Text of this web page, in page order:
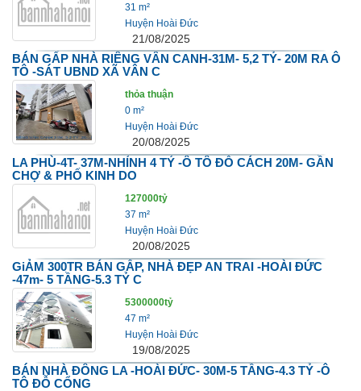
31 m²
Huyện Hoài Đức
21/08/2025
BÁN GẤP NHÀ RIÊNG VÂN CANH-31M- 5,2 TỶ- 20M RA Ô
TÔ -SÁT UBND XÃ VÂN C
thỏa thuận
0 m²
Huyện Hoài Đức
20/08/2025
LA PHÙ-4T- 37M-NHỈNH 4 TỶ -Ô TÔ ĐỖ CÁCH 20M- GẦN
CHỢ & PHỐ KINH DO
127000tỷ
37 m²
Huyện Hoài Đức
20/08/2025
GiẢM 300TR BÁN GẤP, NHÀ ĐẸP AN TRAI -HOÀI ĐỨC
-47m- 5 TẦNG-5.3 TỶ C
5300000tỷ
47 m²
Huyện Hoài Đức
19/08/2025
BÁN NHÀ ĐÔNG LA -HOÀI ĐỨC- 30M-5 TẦNG-4.3 TỶ -Ô
TÔ ĐỖ CỔNG